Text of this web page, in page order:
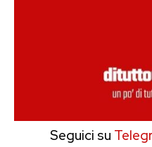
Seguici su